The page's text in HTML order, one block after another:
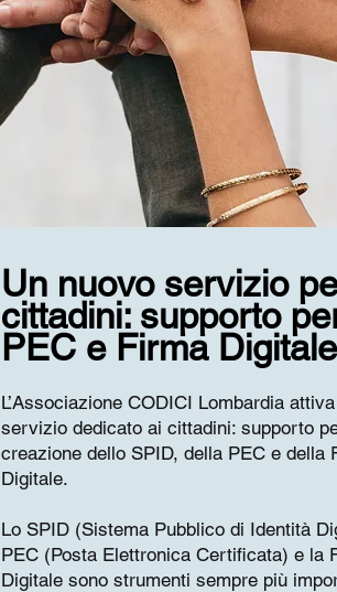
Un nuovo servizio
cittadini: supporto
PEC e Firma Digitale
L’Associazione CODICI Lombardia
servizio dedicato ai cittadini: supporto
creazione dello SPID, della PEC e della
Digitale.
Lo SPID (Sistema Pubblico di Identità
PEC (Posta Elettronica Certificata) e la
Digitale sono strumenti sempre più